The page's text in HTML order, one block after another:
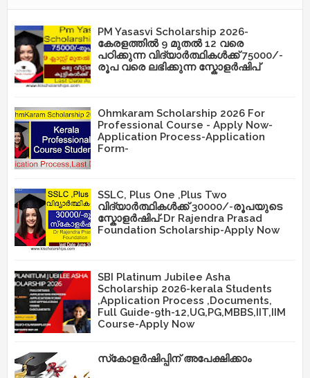
PM Yasasvi Scholarship 2026-
കേരളത്തിൽ 9 മുതൽ 12 വരെ
പഠിക്കുന്ന വിദ്യാർത്ഥികൾക്ക് 75000/-
രൂപ വരെ ലഭിക്കുന്ന സ്കോളർഷിപ്
Ohmkaram Scholarship 2026 For
Professional Course - Apply Now-
Application Process-Application
Form-
SSLC, Plus One ,Plus Two
വിദ്യാർത്ഥികൾക്ക് 30000/-രൂപയുടെ
സ്കോളർഷിപ്-Dr Rajendra Prasad
Foundation Scholarship-Apply Now
SBI Platinum Jubilee Asha
Scholarship 2026-kerala Students
,Application Process ,Documents,
Full Guide-9th-12,UG,PG,MBBS,IIT,IIM
Course-Apply Now
സ്‌കോളർഷിപ്പിന് അപേക്ഷിക്കാം